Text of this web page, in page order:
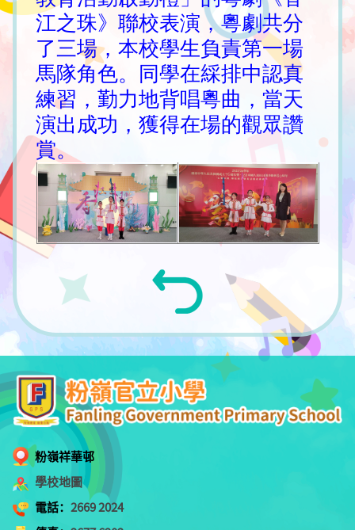
江之珠》聯校表演，粵劇共分
了三場，本校學生負責第一場
馬隊角色。同學在綵排中認真
練習，勤力地背唱粵曲，當天
演出成功，獲得在場的觀眾讚
賞。
粉嶺祥華邨
學校地圖
電話：2669 2024